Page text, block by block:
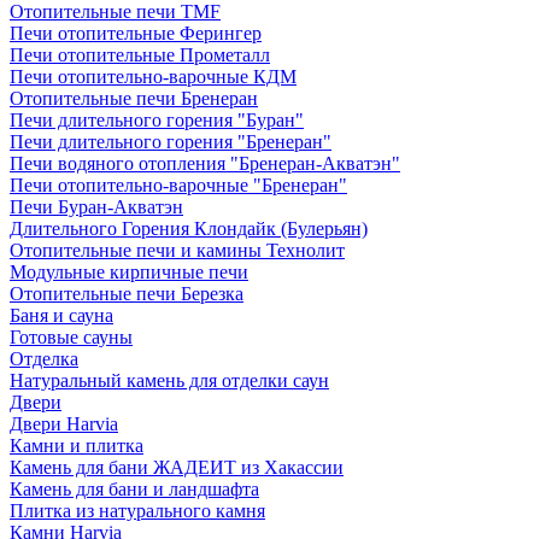
Отопительные печи TMF
Печи отопительные Ферингер
Печи отопительные Прометалл
Печи отопительно-варочные КДМ
Отопительные печи Бренеран
Печи длительного горения "Буран"
Печи длительного горения "Бренеран"
Печи водяного отопления "Бренеран-Акватэн"
Печи отопительно-варочные "Бренеран"
Печи Буран-Акватэн
Длительного Горения Клондайк (Булерьян)
Отопительные печи и камины Технолит
Модульные кирпичные печи
Отопительные печи Березка
Баня и сауна
Готовые сауны
Отделка
Натуральный камень для отделки саун
Двери
Двери Harvia
Камни и плитка
Камень для бани ЖАДЕИТ из Хакассии
Камень для бани и ландшафта
Плитка из натурального камня
Камни Harvia